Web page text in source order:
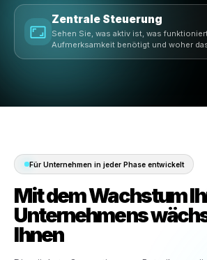
visuell ausgerichteten
Kampagnen, Stammkunden-
zentraler
Bewerben Sie Angebote,
Wiederholungsbesuche und
die für Beauty-Unternehmen